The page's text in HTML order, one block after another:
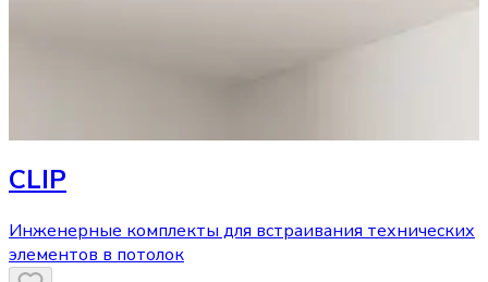
CLIP
Инженерные комплекты для встраивания технических
элементов в потолок